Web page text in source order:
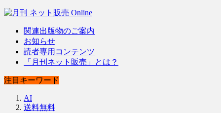
関連出版物のご案内
お知らせ
読者専用コンテンツ
「月刊ネット販売」とは？
注目キーワード
AI
送料無料